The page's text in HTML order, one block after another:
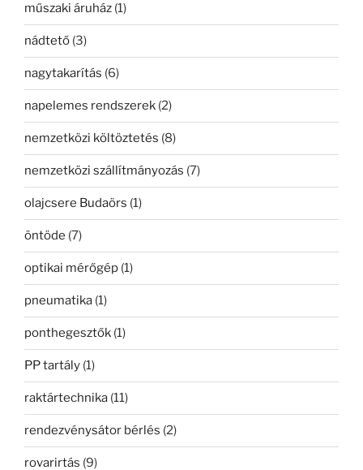
műszaki áruház (1)
nádtető (3)
nagytakarítás (6)
napelemes rendszerek (2)
nemzetközi költöztetés (8)
nemzetközi szállítmányozás (7)
olajcsere Budaörs (1)
öntöde (7)
optikai mérőgép (1)
pneumatika (1)
ponthegesztők (1)
PP tartály (1)
raktártechnika (11)
rendezvénysátor bérlés (2)
rovarirtás (9)